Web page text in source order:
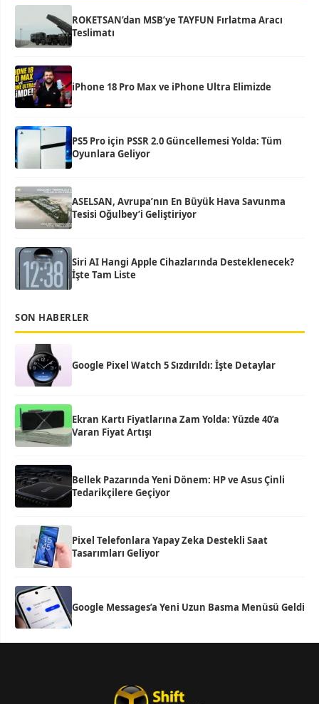
ROKETSAN’dan MSB’ye TAYFUN Fırlatma Aracı
Teslimatı
iPhone 18 Pro Max ve iPhone Ultra Elimizde
PS5 Pro için PSSR 2.0 Güncellemesi Yolda: Tüm
Oyunlara Geliyor
ASELSAN, Avrupa’nın En Büyük Hava Savunma
Tesisi Oğulbey’i Geliştiriyor
Siri AI Hangi Apple Cihazlarında Desteklenecek?
İşte Tam Liste
SON HABERLER
Google Pixel Watch 5 Sızdırıldı: İşte Detaylar
Ekran Kartı Fiyatlarına Zam Yolda: Yüzde 40’a
Varan Fiyat Artışı
Bellek Pazarında Yeni Dönem: HP ve Asus Çinli
Tedarikçilere Geçiyor
Pixel Telefonlara Yapay Zeka Destekli Saat
Tasarımları Geliyor
Google Messages’a Yeni Uzun Basma Menüsü Geldi